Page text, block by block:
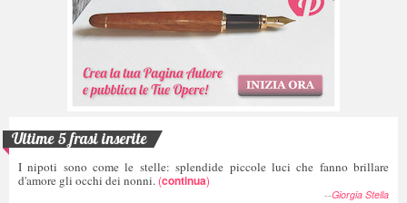
Ultime 5 frasi inserite
I nipoti sono come le stelle: splendide piccole luci che fanno brillare
d'amore gli occhi dei nonni. (continua)
--Giorgia Stella